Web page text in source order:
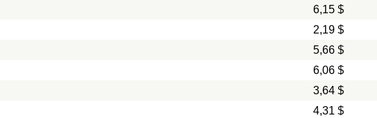
6,15 $
2,19 $
5,66 $
6,06 $
3,64 $
4,31 $